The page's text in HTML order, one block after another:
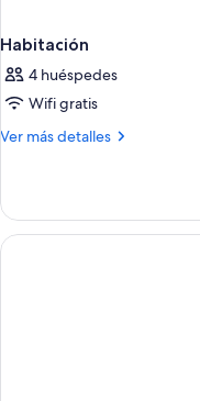
Habitación
4 huéspedes
Wifi gratis
Ver más detalles
Más